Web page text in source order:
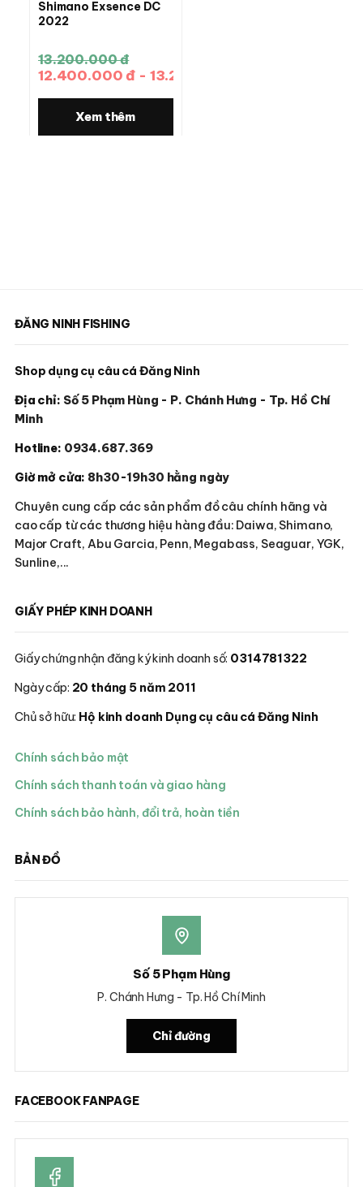
Shimano Exsence DC
2022
13.200.000 đ
12.400.000 đ - 13.200.000 đ
Xem thêm
ĐĂNG NINH FISHING
Shop dụng cụ câu cá Đăng Ninh
Địa chỉ: Số 5 Phạm Hùng - P. Chánh Hưng - Tp. Hồ Chí
Minh
Hotline: 0934.687.369
Giờ mở cửa: 8h30-19h30 hằng ngày
Chuyên cung cấp các sản phẩm đồ câu chính hãng và
cao cấp từ các thương hiệu hàng đầu: Daiwa, Shimano,
Major Craft, Abu Garcia, Penn, Megabass, Seaguar, YGK,
Sunline,...
GIẤY PHÉP KINH DOANH
Giấy chứng nhận đăng ký kinh doanh số: 0314781322
Ngày cấp: 20 tháng 5 năm 2011
Chủ sở hữu: Hộ kinh doanh Dụng cụ câu cá Đăng Ninh
Chính sách bảo mật
Chính sách thanh toán và giao hàng
Chính sách bảo hành, đổi trả, hoàn tiền
BẢN ĐỒ
Số 5 Phạm Hùng
P. Chánh Hưng - Tp. Hồ Chí Minh
Chỉ đường
FACEBOOK FANPAGE